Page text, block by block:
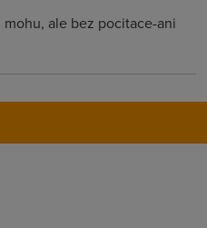
ale bez pocitace-ani